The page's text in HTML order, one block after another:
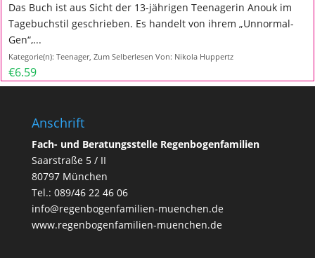
Das Buch ist aus Sicht der 13-jährigen Teenagerin Anouk im
Tagebuchstil geschrieben. Es handelt von ihrem „Unnormal-
Gen“,...
Kategorie(n): Teenager, Zum Selberlesen Von: Nikola Huppertz
€6.59
Anschrift
Fach- und Beratungsstelle Regenbogenfamilien
Saarstraße 5 / II
80797 München
Tel.: 089/46 22 46 06
info@regenbogenfamilien-muenchen.de
www.regenbogenfamilien-muenchen.de